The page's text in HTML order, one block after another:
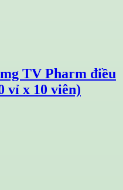
TV Pharm điều
vỉ x 10 viên)